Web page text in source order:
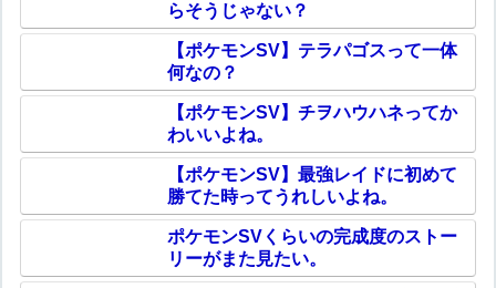
らそうじゃない？
【ポケモンSV】テラパゴスって一体
何なの？
【ポケモンSV】チヲハウハネってか
わいいよね。
【ポケモンSV】最強レイドに初めて
勝てた時ってうれしいよね。
ポケモンSVくらいの完成度のストー
リーがまた見たい。